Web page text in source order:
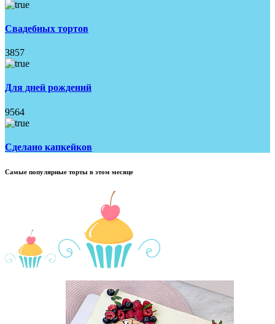
Свадебных тортов
3857
Для дней рождений
9564
Сделано капкейков
Телефон
Самые популярные торты в этом месяце